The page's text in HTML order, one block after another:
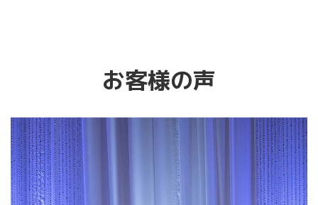
お客様の声